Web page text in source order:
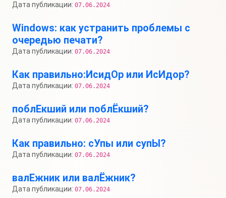
Дата публикации: 07.06.2024
Windows: как устранить проблемы с
очередью печати?
Дата публикации: 07.06.2024
Как правильно:ИсидОр или ИсИдор?
Дата публикации: 07.06.2024
поблЕкший или поблЁкший?
Дата публикации: 07.06.2024
Как правильно: сУпы или супЫ?
Дата публикации: 07.06.2024
валЕжник или валЁжник?
Дата публикации: 07.06.2024